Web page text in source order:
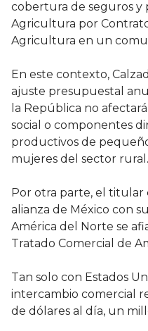
cobertura de seguros y
Agricultura por
Agricultura en un
En este contexto,
ajuste presupuestal
la República no
social o componentes
productivos de
mujeres del sector rural.
Por otra parte, el titular
alianza de México con
América del Norte se
Tratado Comercial de
Tan solo con Estados
intercambio comercial
de dólares al día, un